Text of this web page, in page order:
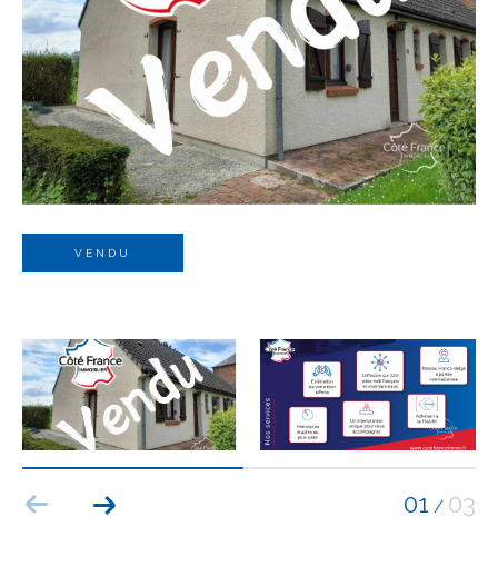
VENDU
01 / 03
Budget
Budget
Surface
Surface
Pièces
Référence
AFFINER LES CRITÈRES
TERRASSE PARKING PISCINE